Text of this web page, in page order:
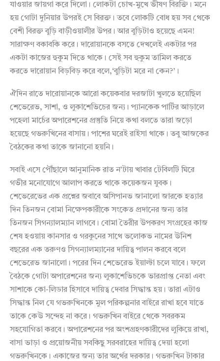
যাওয়ার জায়গা করে দিলো। লোকটা চোখ-মুখে ভীষণ বিরক্তি। মনে
হয় গোটা দুনিয়ার উপরই সে বিরক্ত। তবে লোকটি বোধ হয় সব থেকে
বেশী বিরক্ত বুড়ি বাড়ীওয়ালীর উপর। আর বুড়িটাও হয়েছে এমন!
সারাক্ষণ বকাবকি করে। দারোয়ানকে বসতে দেখলেই একটার পর
একটা কাজের হুকুম দিতে থাকে। সেই সব হুকুম তামিল করতে
করতে দারোয়ান বিড়বিড় করে বলে,‘বুড়িটা মরে না কেন?’।
ঐদিন রাতে দারোয়ানকে আরো কয়েকবার দরজাটা খুলতে হয়েছিল
শেভেরেভ, সাশা, ও লুকাশেভিচের জন্য। প্যানকেক পার্টির আড়ালে
পহেলা মার্চের অপারেশনের প্রস্তুতি নিয়ে কথা বলতে তারা জড়ো
হয়েছে গভরুখিনের বাসায়। পাশের ঘরেই রাইসা থাকে। তবু আজকের
বৈঠকের কথা তাকে জানানো হয়নি।
সবাই এসে পৌঁছালে আনুমানিক রাত ন’টায় খাবার টেবিলটি ঘিরে
গভীর মনোযোগে আলাপ করতে থাকে কয়েকজন যুবক।
শেভেরেভের এক প্রশ্নের জবাবে অসিপানভ জানালো জারকে হত্যার
দিন তিনজন বোমা নিক্ষেপকারীকে সংকেত প্রদানের জন্য তার
তিনজন সিগন্যালম্যান লাগবে। বোমা তৈরীর উপকরণ সংগ্রহের কাজ
শেষ হওয়ায় কানসার ও গরকুনের সাথে ভলোকভ নামের উনিশ
বছরের এক তরুণও সিগন্যালম্যানের দায়িত্ব পালন করবে বলে
শেভেরেভ জানালো। পরের দিন শেভেরেভ ইয়াল্টা চলে যাবে। ফলে
বৈঠকে গোটা অপারেশনের জন্য লুকাশেভিচকে ভারপ্রাপ্ত নেতা এবং
সাশাকে কো-লিডার হিসাবে দায়িত্ব দেবার সিদ্ধান্ত হয়। তারা এটাও
সিদ্ধান্ত নিল যে গভরুখিনকে মুল পরিকল্পনার বাইরে রাখা হবে যাতে
তাকে কেউ সন্দেহ না করে। গভরুখিন বাইরে থেকে সবরকম
সহযোগিতা করবে। অপারেশনের পর অংশগ্রহণকারীদের লুকিয়ে রাখা,
বাসা ভাড়া ও প্রয়োজনীয় সবকিছু সরবরাহের দায়িত্ব দেয়া হলো
গভরুখিনকে। একাজের জন্য তার অর্থের দরকার। গভরুখিন টাকার